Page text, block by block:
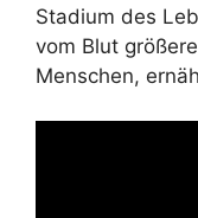
Stadium des
vom Blut
Menschen,